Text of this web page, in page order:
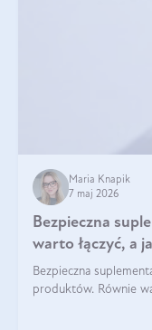
Maria Knapik
7 maj 2026
Bezpieczna
warto łączyć, a
Bezpieczna
produktów. Równie